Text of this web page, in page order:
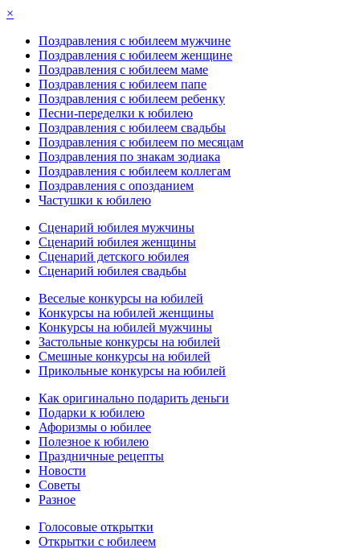
×
Поздравления с юбилеем мужчине
Поздравления с юбилеем женщине
Поздравления с юбилеем маме
Поздравления с юбилеем папе
Поздравления с юбилеем ребенку
Песни-переделки к юбилею
Поздравления с юбилеем свадьбы
Поздравления с юбилеем по месяцам
Поздравления по знакам зодиака
Поздравления с юбилеем коллегам
Поздравления с опозданием
Частушки к юбилею
Сценарий юбилея мужчины
Сценарий юбилея женщины
Сценарий детского юбилея
Сценарий юбилея свадьбы
Веселые конкурсы на юбилей
Конкурсы на юбилей женщины
Конкурсы на юбилей мужчины
Застольные конкурсы на юбилей
Смешные конкурсы на юбилей
Прикольные конкурсы на юбилей
Как оригинально подарить деньги
Подарки к юбилею
Афоризмы о юбилее
Полезное к юбилею
Праздничные рецепты
Новости
Советы
Разное
Голосовые открытки
Открытки с юбилеем